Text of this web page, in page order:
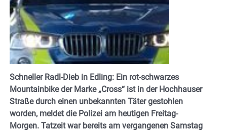
Schneller Radl-Dieb in Edling: Ein rot-schwarzes
Mountainbike der Marke „Cross“ ist in der Hochhauser
Straße durch einen unbekannten Täter gestohlen
worden, meldet die Polizei am heutigen Freitag-
Morgen. Tatzeit war bereits am vergangenen Samstag